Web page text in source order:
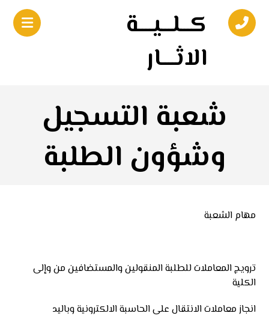
كـــلـــيــــة
الاثــــار
شعبة التسجيل
وشؤون الطلبة
مهام الشعبة
ترويج المعاملات للطلبة المنقولين والمستضافين من وإلى
الكلية
انجاز معاملات الانتقال على الحاسبة الالكترونية وباليد